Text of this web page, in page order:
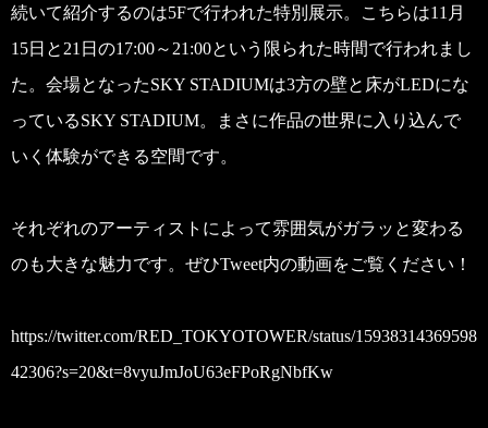
続いて紹介するのは5Fで行われた特別展示。こちらは11月
15日と21日の17:00～21:00という限られた時間で行われまし
た。会場となったSKY STADIUMは3方の壁と床がLEDにな
っているSKY STADIUM。まさに作品の世界に入り込んで
いく体験ができる空間です。
それぞれのアーティストによって雰囲気がガラッと変わる
のも大きな魅力です。ぜひTweet内の動画をご覧ください！
https://twitter.com/RED_TOKYOTOWER/status/15938314369598
42306?s=20&t=8vyuJmJoU63eFPoRgNbfKw